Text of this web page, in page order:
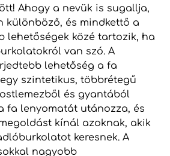
Ahogy a nevük is sugallja,
különböző, és mindkettő a
lehetőségek közé tartozik, ha
van szó. A
lehetőség a fa
szintetikus, többrétegű
és gyantából
fa lenyomatát utánozza, és
kínál azoknak, akik
keresnek. A
nagyobb